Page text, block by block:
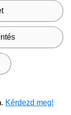
Kérdezd meg!